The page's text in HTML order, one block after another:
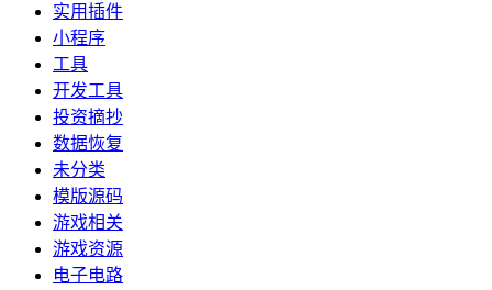
实用插件
小程序
工具
开发工具
投资摘抄
数据恢复
未分类
模版源码
游戏相关
游戏资源
电子电路